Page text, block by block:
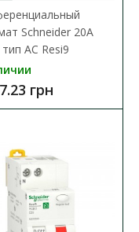
Schneider 20А
АC Resi9
грн